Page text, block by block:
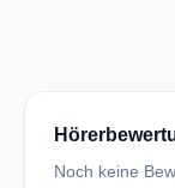
Noch keine